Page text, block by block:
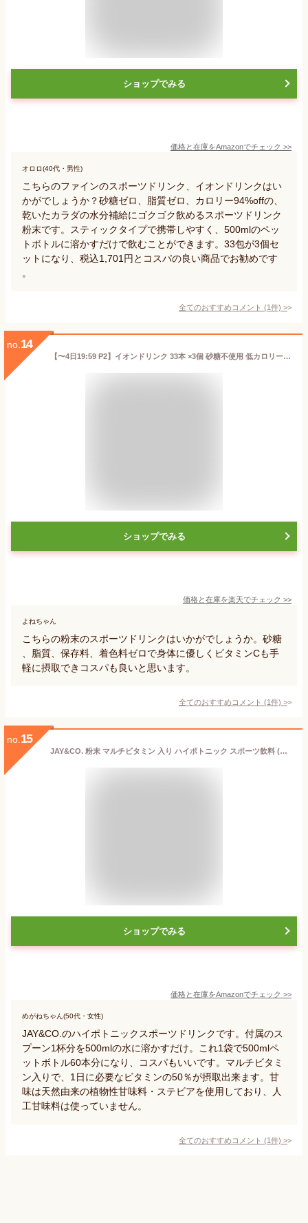
ショップでみる
価格と在庫をAmazonでチェック >>
オロロ(40代・男性)
こちらのファインのスポーツドリンク、イオンドリンクはい
かがでしょうか？砂糖ゼロ、脂質ゼロ、カロリー94%offの、
乾いたカラダの水分補給にゴクゴク飲めるスポーツドリンク
粉末です。スティックタイプで携帯しやすく、500mlのペッ
トボトルに溶かすだけで飲むことができます。33包が3個セ
ットになり、税込1,701円とコスパの良い商品でお勧めです
。
全てのおすすめコメント (1件) >
no. 14
【〜4日19:59 P2】イオンドリンク 33本 ×3個 砂糖不使用 低カロリー スポーツドリンク スポドリ 粉末 砂糖 脂質 保存料 着色料 ゼロ ビタミンC 水分補給 運動 お風呂上がり ボトル 500ml 粉 低カロリー パウダー 業務用 甘さをおさえた 甘くない 熱中対策 防災 向き
ショップでみる
価格と在庫を楽天でチェック >>
よねちゃん
こちらの粉末のスポーツドリンクはいかがでしょうか。砂糖
、脂質、保存料、着色料ゼロで身体に優しくビタミンCも手
軽に摂取できコスパも良いと思います。
全てのおすすめコメント (1件) >
no. 15
JAY&CO. 粉末 マルチビタミン 入り ハイポトニック スポーツ飲料 (低糖質ローカーボ・低カロリー) (レモン, 500ml×60本分)
ショップでみる
価格と在庫をAmazonでチェック >>
めがねちゃん(50代・女性)
JAY&CO.のハイポトニックスポーツドリンクです。付属のス
プーン1杯分を500mlの水に溶かすだけ。これ1袋で500mlペ
ットボトル60本分になり、コスパもいいです。マルチビタミ
ン入りで、1日に必要なビタミンの50％が摂取出来ます。甘
味は天然由来の植物性甘味料・ステビアを使用しており、人
工甘味料は使っていません。
全てのおすすめコメント (1件) >